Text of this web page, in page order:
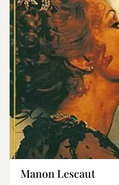
Manon Lescaut